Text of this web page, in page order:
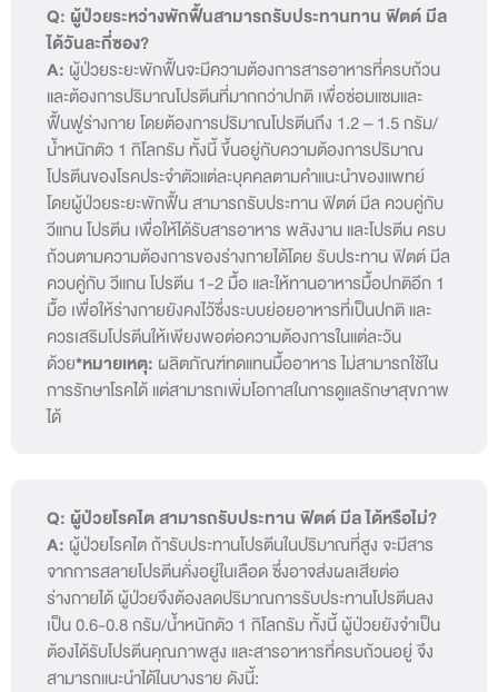
Q: ผู้ป่วยระหว่างพักฟื้นสามารถรับประทานทาน ฟิตต์ มีล
ได้วันละกี่ซอง?
A: ผู้ป่วยระยะพักฟื้นจะมีความต้องการสารอาหารที่ครบถ้วน
และต้องการปริมาณโปรตีนที่มากกว่าปกติ เพื่อซ่อมแซมและ
ฟื้นฟูร่างกาย โดยต้องการปริมาณโปรตีนถึง 1.2 – 1.5 กรัม/
น้ำหนักตัว 1 กิโลกรัม ทั้งนี้ ขึ้นอยู่กับความต้องการปริมาณ
โปรตีนของโรคประจำตัวแต่ละบุคคลตามคำแนะนำของแพทย์
โดยผู้ป่วยระยะพักฟื้น สามารถรับประทาน ฟิตต์ มีล ควบคู่กับ
วีแกน โปรตีน เพื่อให้ได้รับสารอาหาร พลังงาน และโปรตีน ครบ
ถ้วนตามความต้องการของร่างกายได้โดย รับประทาน ฟิตต์ มีล
ควบคู่กับ วีแกน โปรตีน 1-2 มื้อ และให้ทานอาหารมื้อปกติอีก 1
มื้อ เพื่อให้ร่างกายยังคงไว้ซึ่งระบบย่อยอาหารที่เป็นปกติ และ
ควรเสริมโปรตีนให้เพียงพอต่อความต้องการในแต่ละวัน
ด้วย*หมายเหตุ: ผลิตภัณฑ์ทดแทนมื้ออาหาร ไม่สามารถใช้ใน
การรักษาโรคได้ แต่สามารถเพิ่มโอกาสในการดูแลรักษาสุขภาพ
ได้
Q: ผู้ป่วยโรคไต สามารถรับประทาน ฟิตต์ มีล ได้หรือไม่?
A: ผู้ป่วยโรคไต ถ้ารับประทานโปรตีนในปริมาณที่สูง จะมีสาร
จากการสลายโปรตีนคั่งอยู่ในเลือด ซึ่งอาจส่งผลเสียต่อ
ร่างกายได้ ผู้ป่วยจึงต้องลดปริมาณการรับประทานโปรตีนลง
เป็น 0.6-0.8 กรัม/น้ำหนักตัว 1 กิโลกรัม ทั้งนี้ ผู้ป่วยยังจำเป็น
ต้องได้รับโปรตีนคุณภาพสูง และสารอาหารที่ครบถ้วนอยู่ จึง
สามารถแนะนำได้ในบางราย ดังนี้: